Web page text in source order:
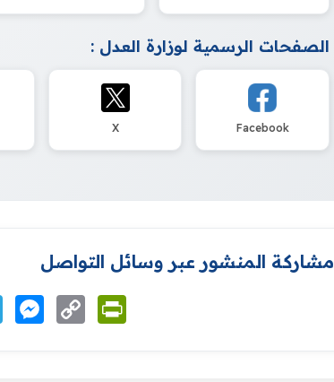
الصفحات الرسمية لوزارة العدل :
Facebook
X
مشاركة المنشور عبر وسائل التواصل
TelegramMessenger
Copy
Link